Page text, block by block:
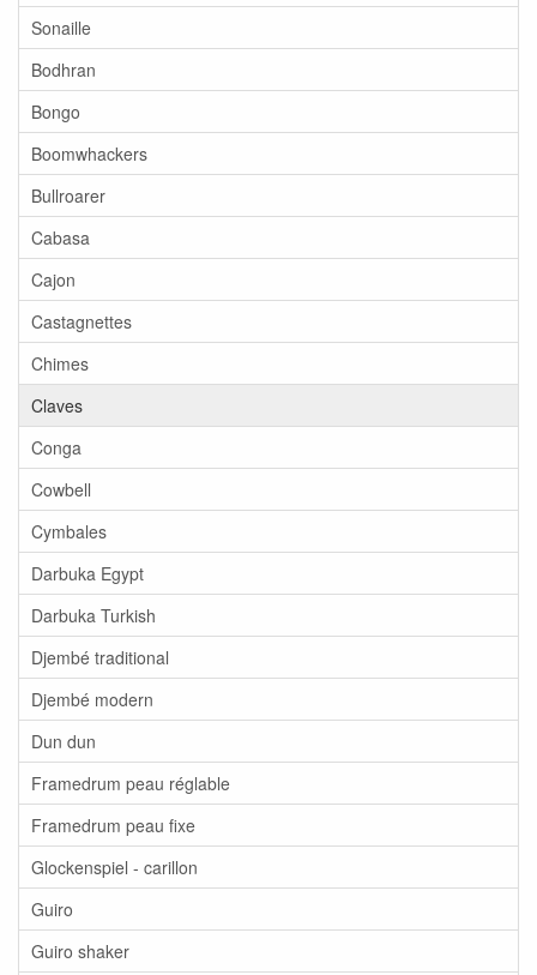
Sonaille
Bodhran
Bongo
Boomwhackers
Bullroarer
Cabasa
Cajon
Castagnettes
Chimes
Claves
Conga
Cowbell
Cymbales
Darbuka Egypt
Darbuka Turkish
Djembé traditional
Djembé modern
Dun dun
Framedrum peau réglable
Framedrum peau fixe
Glockenspiel - carillon
Guiro
Guiro shaker